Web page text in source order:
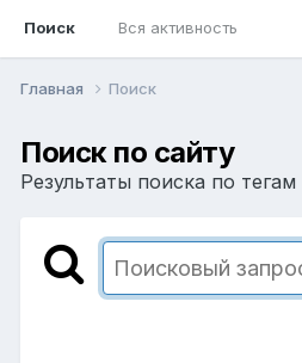
Поиск Вся активность
Главная Поиск
Поиск по сайту
Результаты поиска по